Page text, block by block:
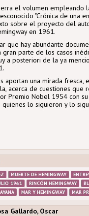
el volumen empleando
"Crónica de una
sobre el proyecto del
en 1961.
que hay abundante
parte de los casos
a posteriori de la ya
aportan una mirada fresca,
acerca de cuestiones que
Premio Nobel 1954 con
quienes lo siguieron y lo
MUERTE DE HEMINGWAY
1961 RINCÓN HEMINGWAY
MAR Y HEMINGWAY MAR
Gallardo, Oscar